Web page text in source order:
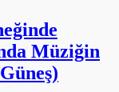
Müziğin